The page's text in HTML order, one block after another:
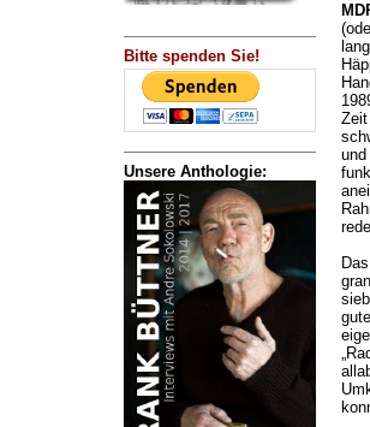
Bitte spenden Sie!
Unsere Anthologie:
Das